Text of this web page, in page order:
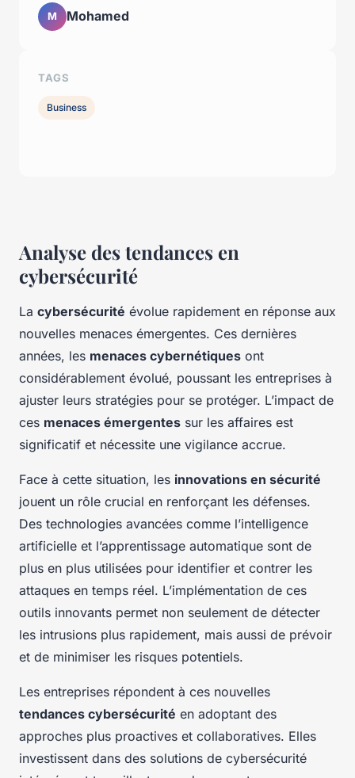
Analyse des tendances en
cybersécurité
La cybersécurité évolue rapidement en réponse aux
nouvelles menaces émergentes. Ces dernières
années, les menaces cybernétiques ont
considérablement évolué, poussant les entreprises à
ajuster leurs stratégies pour se protéger. L’impact de
ces menaces émergentes sur les affaires est
significatif et nécessite une vigilance accrue.
Face à cette situation, les innovations en sécurité
jouent un rôle crucial en renforçant les défenses.
Des technologies avancées comme l’intelligence
artificielle et l’apprentissage automatique sont de
plus en plus utilisées pour identifier et contrer les
attaques en temps réel. L’implémentation de ces
outils innovants permet non seulement de détecter
les intrusions plus rapidement, mais aussi de prévoir
et de minimiser les risques potentiels.
Les entreprises répondent à ces nouvelles
tendances cybersécurité en adoptant des
approches plus proactives et collaboratives. Elles
investissent dans des solutions de cybersécurité
M Mohamed
TAGS
Business